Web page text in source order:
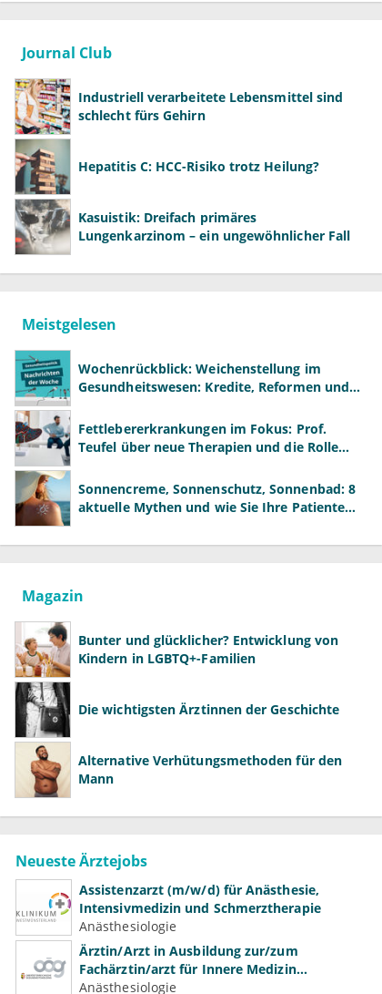
Journal Club
Industriell verarbeitete Lebensmittel sind
schlecht fürs Gehirn
Hepatitis C: HCC-Risiko trotz Heilung?
Kasuistik: Dreifach primäres
Lungenkarzinom – ein ungewöhnlicher Fall
Meistgelesen
Wochenrückblick: Weichenstellung im
Gesundheitswesen: Kredite, Reformen und
Fettlebererkrankungen im Fokus: Prof.
Teufel über neue Therapien und die Rolle
Sonnencreme, Sonnenschutz, Sonnenbad: 8
aktuelle Mythen und wie Sie Ihre Patienten
Magazin
Bunter und glücklicher? Entwicklung von
Kindern in LGBTQ+-Familien
Die wichtigsten Ärztinnen der Geschichte
Alternative Verhütungsmethoden für den
Mann
Neueste Ärztejobs
Assistenzarzt (m/w/d) für Anästhesie,
Intensivmedizin und Schmerztherapie
Anästhesiologie
Ärztin/Arzt in Ausbildung zur/zum
Fachärztin/arzt für Innere Medizin
(Kardiologie, Nephrologie, Intensivmedizin)
Anästhesiologie